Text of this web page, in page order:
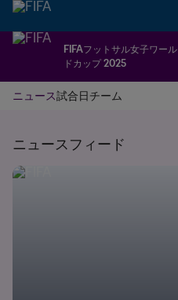
FIFAフットサル女子ワール
ドカップ 2025
ニュース試合日チーム
ニュースフィード